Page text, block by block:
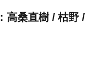
高桑直樹 / 枯野 /